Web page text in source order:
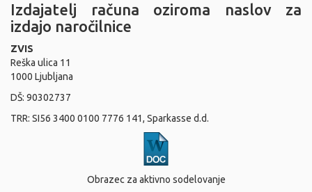
Izdajatelj računa oziroma naslov za
izdajo naročilnice
ZVIS
Reška ulica 11
1000 Ljubljana
DŠ: 90302737
TRR: SI56 3400 0100 7776 141, Sparkasse d.d.
Obrazec za aktivno sodelovanje